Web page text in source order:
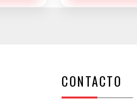
CONTACTO